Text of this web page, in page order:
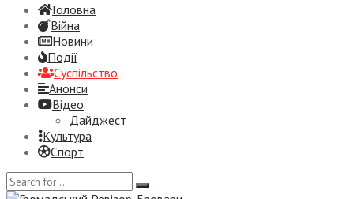
Головна
Війна
Новини
Події
Суспiльство
Анонси
Відео
Дайджест
Культура
Спорт